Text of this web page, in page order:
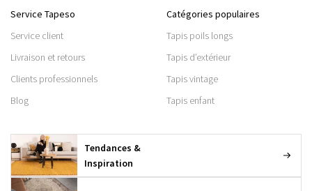
Service Tapeso
Service client
Livraison et retours
Clients professionnels
Blog
Catégories populaires
Tapis poils longs
Tapis d’extérieur
Tapis vintage
Tapis enfant
Tendances &
Inspiration